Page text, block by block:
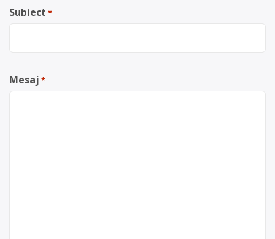
Subiect *
Mesaj *